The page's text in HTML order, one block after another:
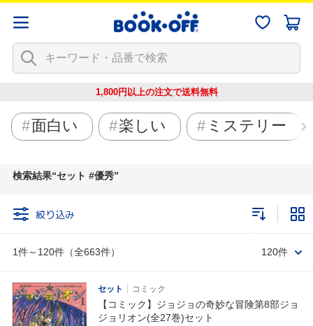
1,800円以上の注文で送料無料
面白い 楽しい ミステリー
検索結果 セット #優秀
絞り込み
1件～120件（全663件） 120件
セット コミック
【コミック】ジョジョの奇妙な冒険第8部ジョ
ジョリオン(全27巻)セット